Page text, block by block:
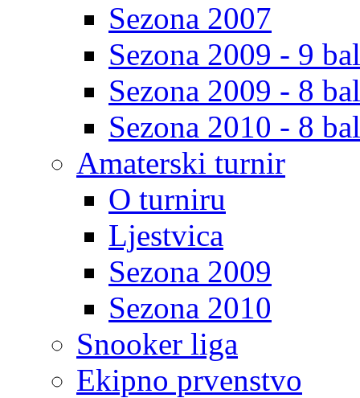
Sezona 2007
Sezona 2009 - 9
Sezona 2009 - 8
Sezona 2010 - 8
Amaterski turnir
O turniru
Ljestvica
Sezona 2009
Sezona 2010
Snooker liga
Ekipno prvenstvo